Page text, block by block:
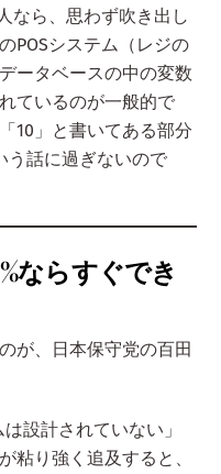
なら、思わず吹き出し
POSシステム（レジの
ータベースの中の変数
ているのが一般的で
10」と書いてある部分
う話に過ぎないので
ならすぐでき
が、日本保守党の百田
設計されていない」
粘り強く追及すると、